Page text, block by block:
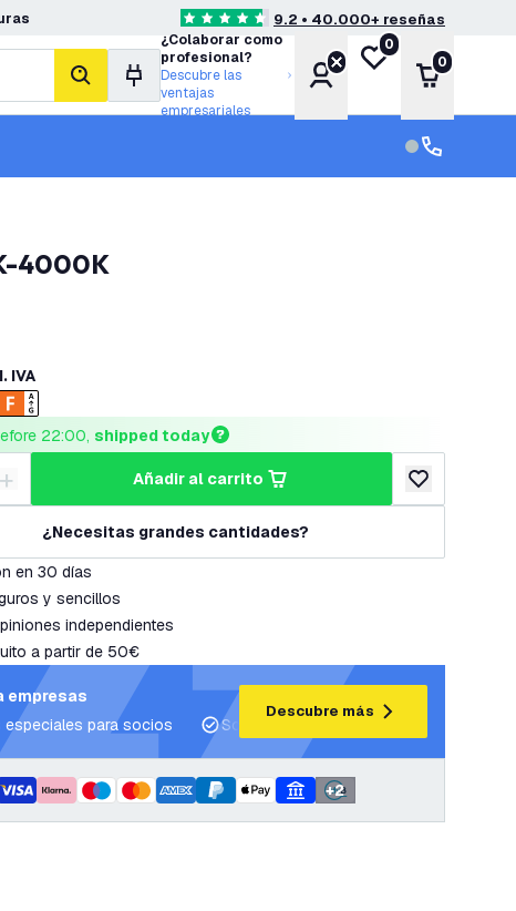
4.6 estrellas de puntuación
9.2 • 40.000+ reseñas
buscar
¿Colaborar como
profesional?
Descubre las
ventajas
empresariales
Cuenta
Mi lista de deseos
0
Carrito
0
Servicio al
Servicio al
4000K
IVA
22:00, shipped today
cantidad
Aumentar cantidad
+ añadir al carrito
añadir a lista
¿Necesitas grandes cantidades?
en 30 días
y sencillos
independientes
a partir de 50€
empresas
especiales para socios
Soporte para proyectos y planes de
Descubre más
+2